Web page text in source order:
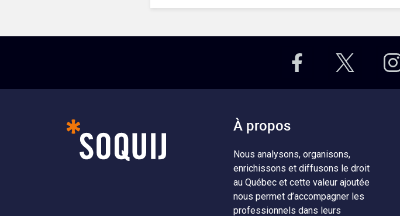
À propos
Nous analysons, organisons,
enrichissons et diffusons le droit
au Québec et cette valeur ajoutée
nous permet d’accompagner les
professionnels dans leurs